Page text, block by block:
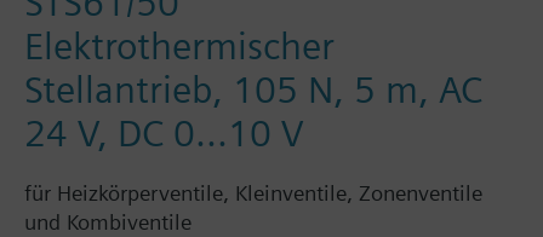
Elektrothermischer
Stellantrieb, 105 N, 5 m, AC
24 V, DC 0...10 V
für Heizkörperventile, Kleinventile, Zonenventile
und Kombiventile